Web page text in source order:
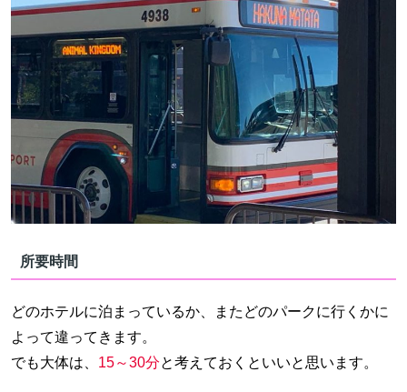
所要時間
どのホテルに泊まっているか、またどのパークに行くかに
よって違ってきます。
でも大体は、 15～30分と考えておくといいと思います。